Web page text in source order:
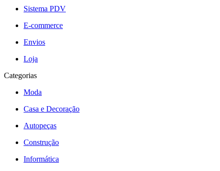
Sistema PDV
E-commerce
Envios
Loja
Categorias
Moda
Casa e Decoração
Autopeças
Construção
Informática